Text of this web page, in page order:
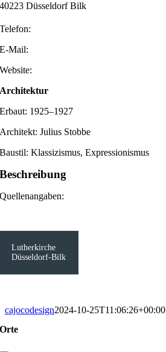
40223 Düsseldorf Bilk
Telefon:
E-Mail:
Website:
Architektur
Erbaut: 1925–1927
Architekt: Julius Stobbe
Baustil: Klassizismus, Expressionismus
Beschreibung
Quellenangaben:
Lutherkirche
Düsseldorf-Bilk
cajocodesign2024-10-25T11:06:26+00:00
Orte